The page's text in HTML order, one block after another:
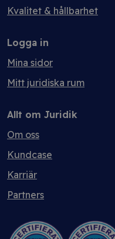
Kvalitet & hållbarhet
Logga in
Mina sidor
Mitt juridiska rum
Allt om Juridik
Om oss
Kundcase
Karriär
Partners